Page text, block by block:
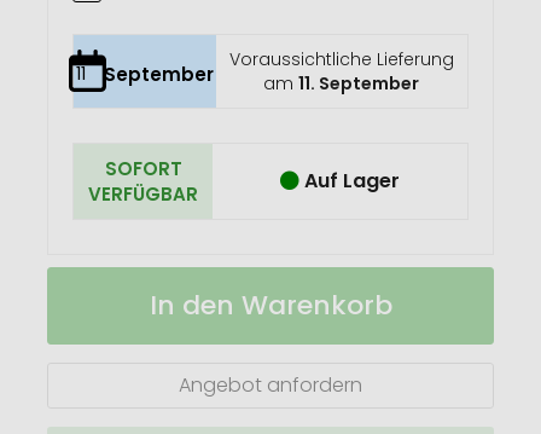
11 September
Voraussichtliche Lieferung
am11. September
SOFORT
VERFÜGBAR
Auf Lager
Mein
Auf
In den Warenkorb
Angebot anfordern